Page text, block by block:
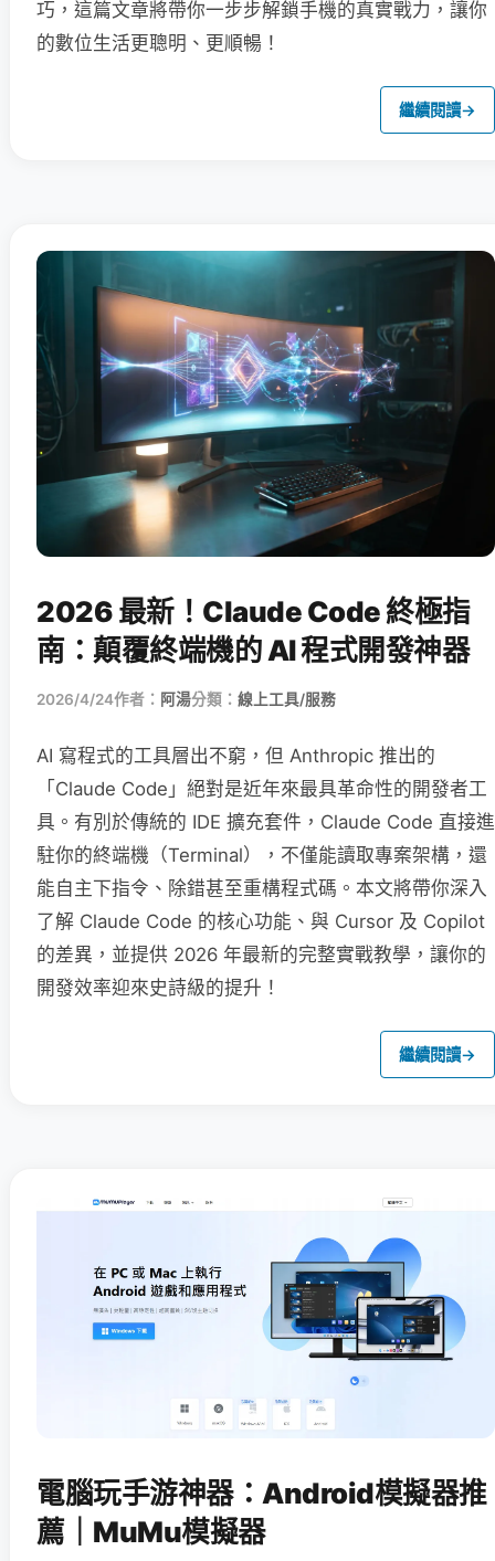
巧，這篇文章將帶你一步步解鎖手機的真實戰力，讓你
的數位生活更聰明、更順暢！
繼續閱讀→
2026 最新！Claude Code 終極指
南：顛覆終端機的 AI 程式開發神器
2026/4/24作者： 阿湯分類： 線上工具/服務
AI 寫程式的工具層出不窮，但 Anthropic 推出的
「Claude Code」絕對是近年來最具革命性的開發者工
具。有別於傳統的 IDE 擴充套件，Claude Code 直接進
駐你的終端機（Terminal），不僅能讀取專案架構，還
能自主下指令、除錯甚至重構程式碼。本文將帶你深入
了解 Claude Code 的核心功能、與 Cursor 及 Copilot
的差異，並提供 2026 年最新的完整實戰教學，讓你的
開發效率迎來史詩級的提升！
繼續閱讀→
電腦玩手游神器：Android模擬器推
薦｜MuMu模擬器